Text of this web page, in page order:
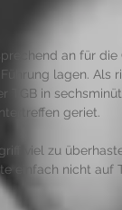
an für
lagen. Als
TGB in
geriet.
viel zu
einfach nicht auf